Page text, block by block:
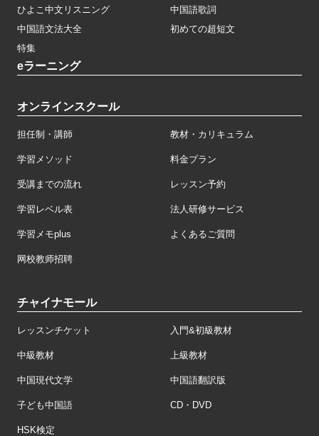
ひよこ中文リスニング
中国語歌詞
中国語文法大全
初めての超短文
特集
eラーニング
オンラインスクール
担任制・講師 教材・カリキュラム
学習メソッド 料金プラン
受講までの流れ レッスン予約
学習レベル表 法人研修サービス
学習メモplus よくあるご質問
网校教师招聘
チャイナモール
レッスンチケット 入門&初級教材
中級教材 上級教材
中国現代文学 中国語翻訳版
子ども中国語 CD・DVD
HSK検定